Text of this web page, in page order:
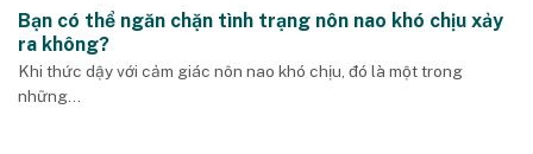
Bạn có thể ngăn chặn tình trạng nôn nao khó chịu xảy
ra không?
Khi thức dậy với cảm giác nôn nao khó chịu, đó là một trong
những...